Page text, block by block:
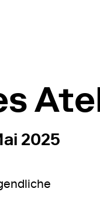
– 16:30
2025